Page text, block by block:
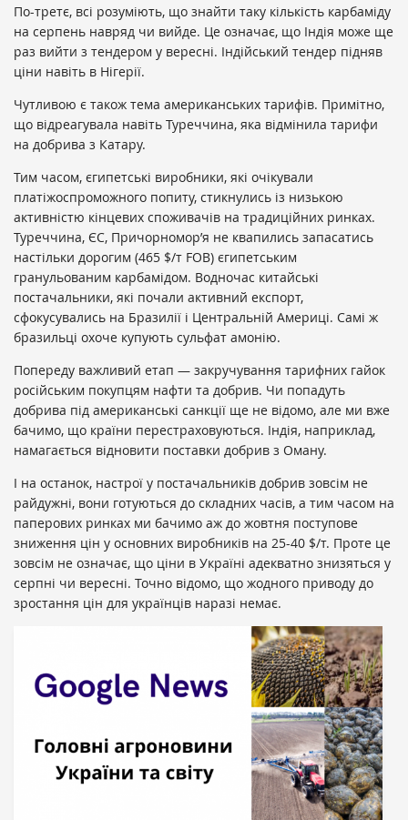
По-третє, всі розуміють, що знайти таку кількість карбаміду
на серпень навряд чи вийде. Це означає, що Індія може ще
раз вийти з тендером у вересні. Індійський тендер підняв
ціни навіть в Нігерії.
Чутливою є також тема американських тарифів. Примітно,
що відреагувала навіть Туреччина, яка відмінила тарифи
на добрива з Катару.
Тим часом, єгипетські виробники, які очікували
платіжоспроможного попиту, стикнулись із низькою
активністю кінцевих споживачів на традиційних ринках.
Туреччина, ЄС, Причорномор’я не квапились запасатись
настільки дорогим (465 $/т FOB) єгипетським
гранульованим карбамідом. Водночас китайські
постачальники, які почали активний експорт,
сфокусувались на Бразилії і Центральній Америці. Самі ж
бразильці охоче купують сульфат амонію.
Попереду важливий етап — закручування тарифних гайок
російським покупцям нафти та добрив. Чи попадуть
добрива під американські санкції ще не відомо, але ми вже
бачимо, що країни перестраховуються. Індія, наприклад,
намагається відновити поставки добрив з Оману.
І на останок, настрої у постачальників добрив зовсім не
райдужні, вони готуються до складних часів, а тим часом на
паперових ринках ми бачимо аж до жовтня поступове
зниження цін у основних виробників на 25-40 $/т. Проте це
зовсім не означає, що ціни в Україні адекватно знизяться у
серпні чи вересні. Точно відомо, що жодного приводу до
зростання цін для українців наразі немає.